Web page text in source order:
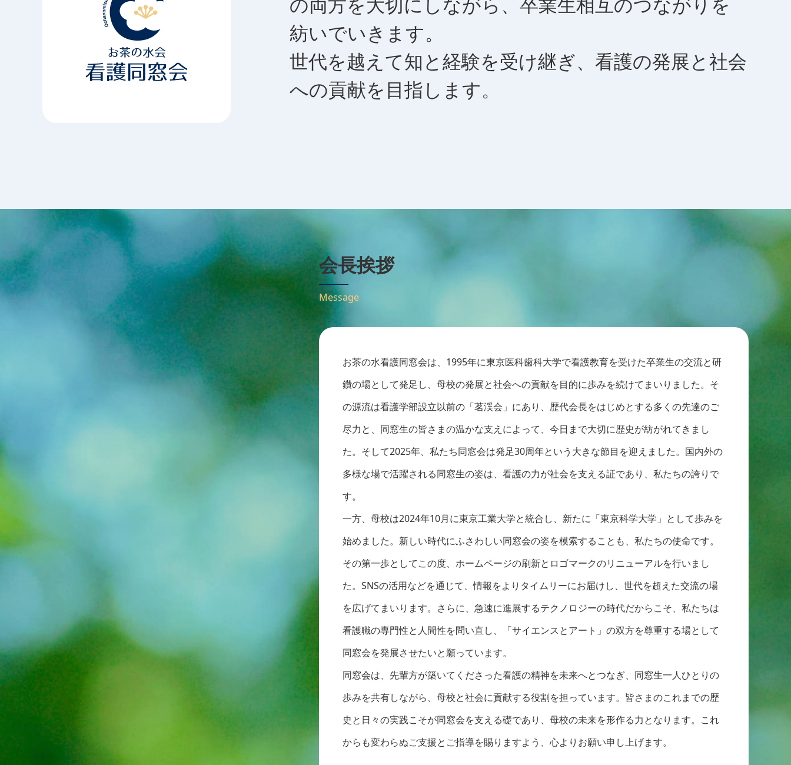
の両方を大切にしながら、卒業生相互のつながりを
紡いでいきます。
世代を越えて知と経験を受け継ぎ、看護の発展と社会
への貢献を目指します。
会長挨拶
Message
お茶の水看護同窓会は、1995年に東京医科歯科大学で看護教育を受けた卒業生の交流と研
鑽の場として発足し、母校の発展と社会への貢献を目的に歩みを続けてまいりました。そ
の源流は看護学部設立以前の「茗渓会」にあり、歴代会長をはじめとする多くの先達のご
尽力と、同窓生の皆さまの温かな支えによって、今日まで大切に歴史が紡がれてきまし
た。そして2025年、私たち同窓会は発足30周年という大きな節目を迎えました。国内外の
多様な場で活躍される同窓生の姿は、看護の力が社会を支える証であり、私たちの誇りで
す。
一方、母校は2024年10月に東京工業大学と統合し、新たに「東京科学大学」として歩みを
始めました。新しい時代にふさわしい同窓会の姿を模索することも、私たちの使命です。
その第一歩としてこの度、ホームページの刷新とロゴマークのリニューアルを行いまし
た。SNSの活用などを通じて、情報をよりタイムリーにお届けし、世代を超えた交流の場
を広げてまいります。さらに、急速に進展するテクノロジーの時代だからこそ、私たちは
看護職の専門性と人間性を問い直し、「サイエンスとアート」の双方を尊重する場として
同窓会を発展させたいと願っています。
同窓会は、先輩方が築いてくださった看護の精神を未来へとつなぎ、同窓生一人ひとりの
歩みを共有しながら、母校と社会に貢献する役割を担っています。皆さまのこれまでの歴
史と日々の実践こそが同窓会を支える礎であり、母校の未来を形作る力となります。これ
からも変わらぬご支援とご指導を賜りますよう、心よりお願い申し上げます。